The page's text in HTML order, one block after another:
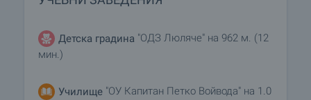
Детска градина "ОДЗ Люляче" на 962 м. (12
мин.)
Училище "ОУ Капитан Петко Войвода" на 1.0